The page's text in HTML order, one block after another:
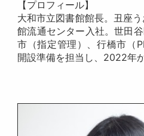
【プロフィール】
大和市立図書館館長。丑座
館流通センター入社。世田
市（指定管理）、行橋市（
開設準備を担当し、2022年